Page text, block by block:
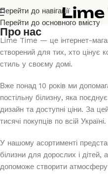
Перейти до навігації
Перейти до основного вмісту
Про нас
Lime Time — це інтернет-
створений для тих, хто цінує
стиль у своєму домі.
Вже понад 10 років ми
постільну білизну, яка
дизайн та доступні ціни. За
тисячі покупців по всій Україні.
У нашому асортименті
білизни для дорослих і
допоможе створити